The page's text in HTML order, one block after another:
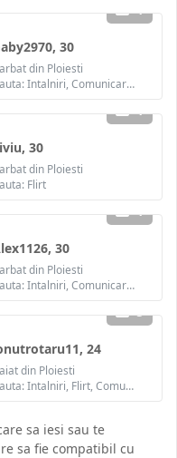
1
30
din Ploiesti
Cauta: Intalniri, Comunicare / chat, Prietenie, Casatorie
1
30
din Ploiesti
Flirt
1
30
din Ploiesti
Cauta: Intalniri, Comunicare / chat, Prietenie
5
24
din Ploiesti
Cauta: Intalniri, Flirt, Comunicare / chat, Prietenie
sa iesi sau te
sa fie compatibil cu